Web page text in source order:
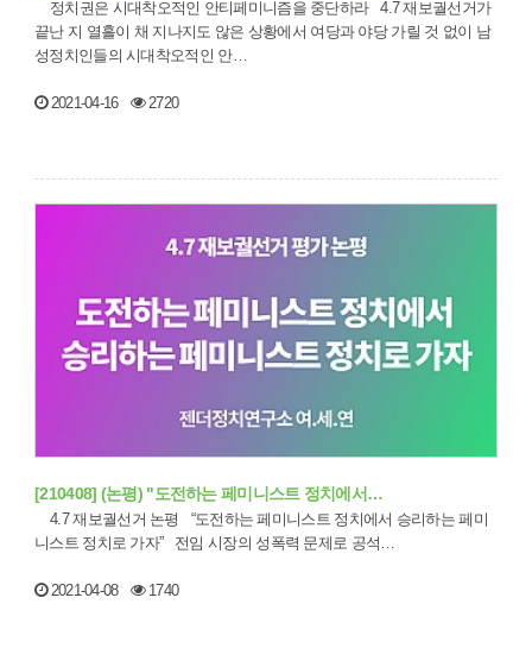
끝난 지 열흘이 채 지나지도 않은 상황에서 여당과 야당 가릴 것 없이 남
성정치인들의 시대착오적인 안…
2021-04-16 2720
[210408] (논평) "도전하는 페미니스트 정치에서…
니스트 정치로 가자” 전임 시장의 성폭력 문제로 공석…
2021-04-08 1740